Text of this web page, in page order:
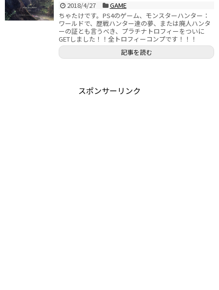
2018/4/27
GAME
ちゃたけです。PS4のゲーム、モンスターハンター：
ワールドで、歴戦ハンター達の夢、または廃人ハンタ
ーの証とも言うべき、プラチナトロフィーをついに
GETしました！！全トロフィーコンプです！！！
記事を読む
スポンサーリンク